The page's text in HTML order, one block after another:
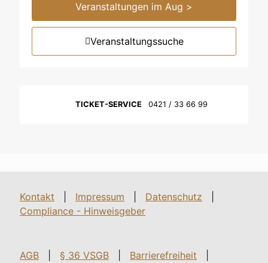
Veranstaltungen im Aug >
Veranstaltungssuche
TICKET-SERVICE 0421 / 33 66 99
Kontakt Impressum Datenschutz
Compliance - Hinweisgeber
AGB § 36 VSGB Barrierefreiheit